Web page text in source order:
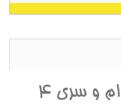
پک قلم خشگير بی ام و سری 4